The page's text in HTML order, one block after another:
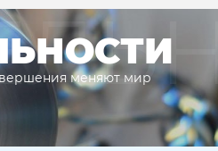
меняют мир